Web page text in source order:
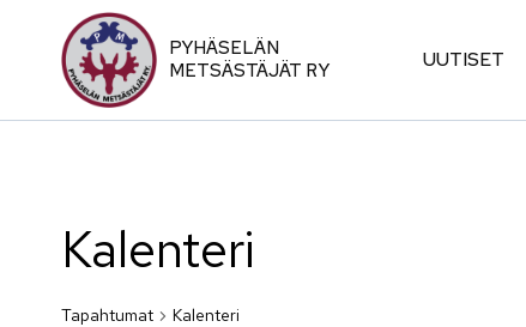
sisältöön
PYHÄSELÄN
METSÄSTÄJÄT RY
UUTISET
Kalenteri
Tapahtumat Kalenteri